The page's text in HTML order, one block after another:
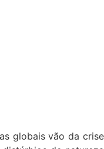
globais vão da crise